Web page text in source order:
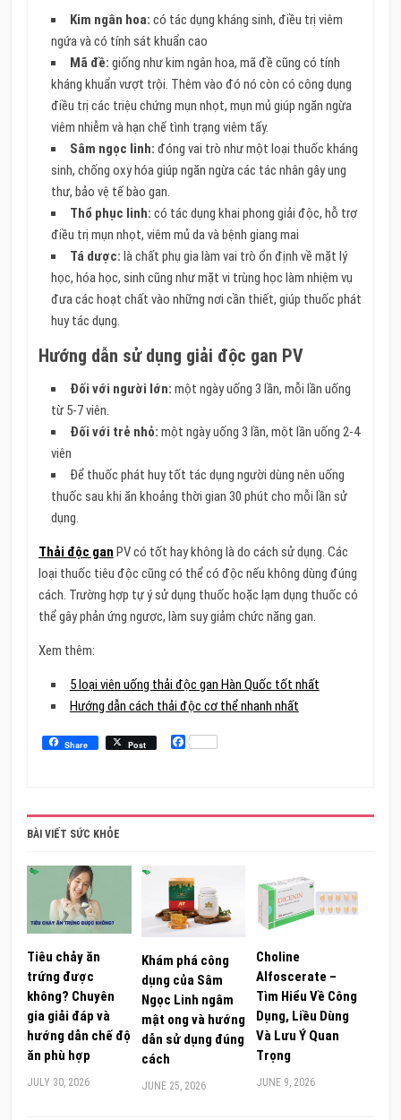
Kim ngân hoa: có tác dụng kháng sinh, điều trị viêm
ngứa và có tính sát khuẩn cao
Mã đề: giống như kim ngân hoa, mã đề cũng có tính
kháng khuẩn vượt trội. Thêm vào đó nó còn có công dụng
điều trị các triệu chứng mụn nhọt, mụn mủ giúp ngăn ngừa
viêm nhiễm và hạn chế tình trạng viêm tấy.
Sâm ngọc linh: đóng vai trò như một loại thuốc kháng
sinh, chống oxy hóa giúp ngăn ngừa các tác nhân gây ung
thư, bảo vệ tế bào gan.
Thổ phục linh: có tác dụng khai phong giải độc, hỗ trợ
điều trị mụn nhọt, viêm mủ da và bệnh giang mai
Tá dược: là chất phụ gia làm vai trò ổn định về mặt lý
học, hóa học, sinh cũng như mặt vi trùng học làm nhiệm vụ
đưa các hoạt chất vào những nơi cần thiết, giúp thuốc phát
huy tác dụng.
Hướng dẫn sử dụng giải độc gan PV
Đối với người lớn: một ngày uống 3 lần, mỗi lần uống
từ 5-7 viên.
Đối với trẻ nhỏ: một ngày uống 3 lần, một lần uống 2-4
viên
Để thuốc phát huy tốt tác dụng người dùng nên uống
thuốc sau khi ăn khoảng thời gian 30 phút cho mỗi lần sử
dụng.
Thải độc gan PV có tốt hay không là do cách sử dụng. Các
loại thuốc tiêu độc cũng có thể có độc nếu không dùng đúng
cách. Trường hợp tự ý sử dụng thuốc hoặc lạm dụng thuốc có
thể gây phản ứng ngược, làm suy giảm chức năng gan.
Xem thêm:
5 loại viên uống thải độc gan Hàn Quốc tốt nhất
Hướng dẫn cách thải độc cơ thể nhanh nhất
Share Post Facebook
BÀI VIẾT SỨC KHỎE
Tiêu chảy ăn
trứng được
không? Chuyên
gia giải đáp và
hướng dẫn chế độ
ăn phù hợp
JULY 30, 2026
Khám phá công
dụng của Sâm
Ngọc Linh ngâm
mật ong và hướng
dẫn sử dụng đúng
cách
JUNE 25, 2026
Choline
Alfoscerate –
Tìm Hiểu Về Công
Dụng, Liều Dùng
Và Lưu Ý Quan
Trọng
JUNE 9, 2026